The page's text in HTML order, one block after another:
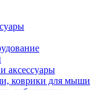
аксессуары
коврики для мыши